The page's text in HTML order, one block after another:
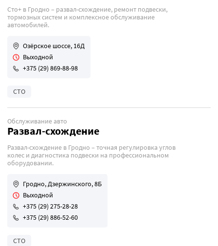
Сто+ в Гродно – развал-схождение, ремонт подвески,
тормозных систем и комплексное обслуживание
автомобилей.
Озёрское шоссе, 16Д
Выходной
+375 (29) 869-88-98
СТО
Обслуживание авто
Развал-схождение
Развал-схождение в Гродно – точная регулировка углов
колес и диагностика подвески на профессиональном
оборудовании.
Гродно, Дзержинского, 8Б
Выходной
+375 (29) 275-28-28
+375 (29) 886-52-60
СТО